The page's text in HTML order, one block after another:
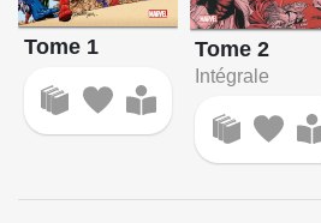
Tome 1 Tome 2
Intégrale